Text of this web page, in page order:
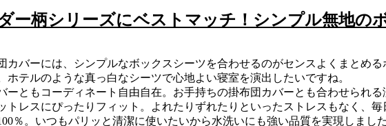
ー柄シリーズにベストマッチ！シンプル無地の
カバーには、シンプルなボックスシーツを合わせるのがセンスよくまとめ
テルのような真っ白なシーツで心地よい寝室を演出したいですね。
ーともコーディネート自由自在。お手持ちの掛布団カバーとも合わせられる
トレスにぴったりフィット。よれたりずれたりといったストレスもなく、毎
％。いつもパリッと清潔に使いたいから水洗いにも強い品質を実現しま